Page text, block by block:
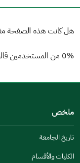
هل كانت هذه الصفحة
0% من المستخدمين قالو نعم من 0 تعليقا.
مكتوبة بشكل جيد
الإجابات كانت مرتبطة
تصميمه يجعله سهل
ملخص
تاريخ الجامعة
الكليات والأقسام